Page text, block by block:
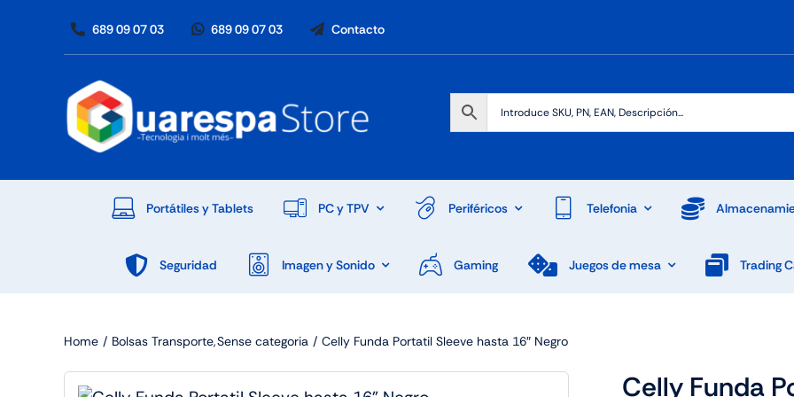
689 09 07 03 689 09 07 03 Contacto
Portátiles y Tablets PC y TPV Periféricos Telefonia
Seguridad Imagen y Sonido Gaming Juegos de mesa Trading
Home Bolsas Transporte Sense categoria Celly Funda Portatil Sleeve hasta 16″ Negro
Celly Funda